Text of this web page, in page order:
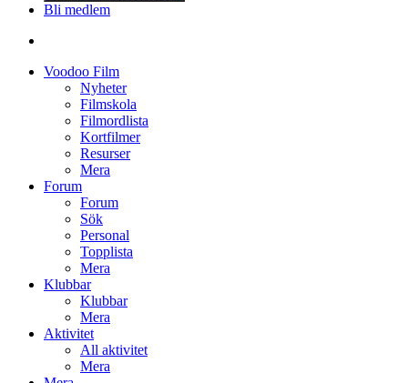
Bli medlem
Voodoo Film
Nyheter
Filmskola
Filmordlista
Kortfilmer
Resurser
Mera
Forum
Forum
Sök
Personal
Topplista
Mera
Klubbar
Klubbar
Mera
Aktivitet
All aktivitet
Mera